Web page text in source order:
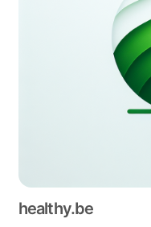
healthy.be